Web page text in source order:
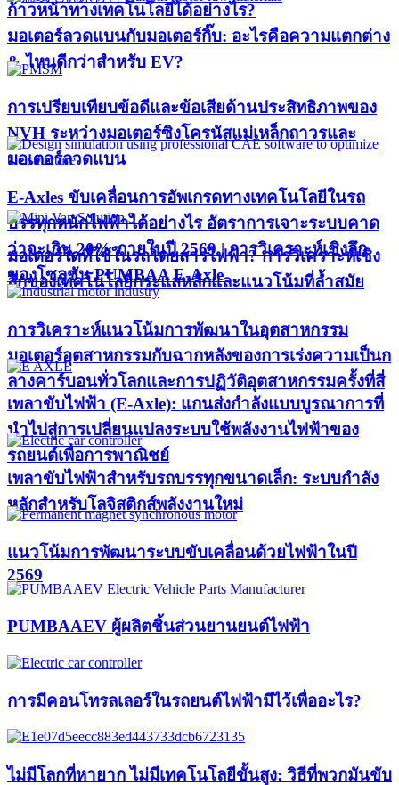
ก้าวหน้าทางเทคโนโลยีได้อย่างไร?​
มอเตอร์ลวดแบนกับมอเตอร์กิ๊บ: อะไรคือความแตกต่าง
& ไหนดีกว่าสำหรับ EV?
การเปรียบเทียบข้อดีและข้อเสียด้านประสิทธิภาพของ
NVH ระหว่างมอเตอร์ซิงโครนัสแม่เหล็กถาวรและ
มอเตอร์ลวดแบน
E-Axles ขับเคลื่อนการอัพเกรดทางเทคโนโลยีในรถ
บรรทุกหนักไฟฟ้าได้อย่างไร อัตราการเจาะระบบคาด
ว่าจะเกิน 20% ภายในปี 2569 | การวิเคราะห์เชิงลึก
ของโซลูชัน PUMBAA E-Axle
มอเตอร์ใดที่ใช้ในรถโดยสารไฟฟ้า? การวิเคราะห์เชิง
ลึกของเทคโนโลยีกระแสหลักและแนวโน้มที่ล้ำสมัย
การวิเคราะห์แนวโน้มการพัฒนาในอุตสาหกรรม
มอเตอร์อุตสาหกรรมกับฉากหลังของการเร่งความเป็นก
ลางคาร์บอนทั่วโลกและการปฏิวัติอุตสาหกรรมครั้งที่สี่
เพลาขับไฟฟ้า (E-Axle): แกนส่งกำลังแบบบูรณาการที่
นำไปสู่การเปลี่ยนแปลงระบบใช้พลังงานไฟฟ้าของ
รถยนต์เพื่อการพาณิชย์
เพลาขับไฟฟ้าสำหรับรถบรรทุกขนาดเล็ก: ระบบกำลัง
หลักสำหรับโลจิสติกส์พลังงานใหม่
แนวโน้มการพัฒนาระบบขับเคลื่อนด้วยไฟฟ้าในปี
2569
PUMBAAEV ผู้ผลิตชิ้นส่วนยานยนต์ไฟฟ้า
การมีคอนโทรลเลอร์ในรถยนต์ไฟฟ้ามีไว้เพื่ออะไร?
ไม่มีโลกที่หายาก ไม่มีเทคโนโลยีขั้นสูง: วิธีที่พวกมันขับ